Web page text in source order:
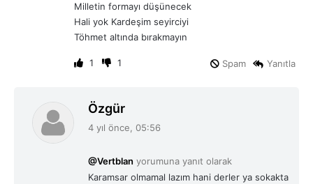
:
Milletin formayı düşünecek
Hali yok Kardeşim seyirciyi
Töhmet altında bırakmayın
1 1 Yanıtla
Spam
Özgür
4 yıl önce, 05:56
@Vertblan yorumuna yanıt olarak
Karamsar olmamal lazım hani derler ya sokakta